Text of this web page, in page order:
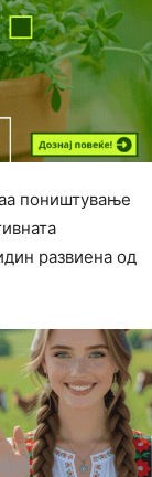
поништување
развиена од